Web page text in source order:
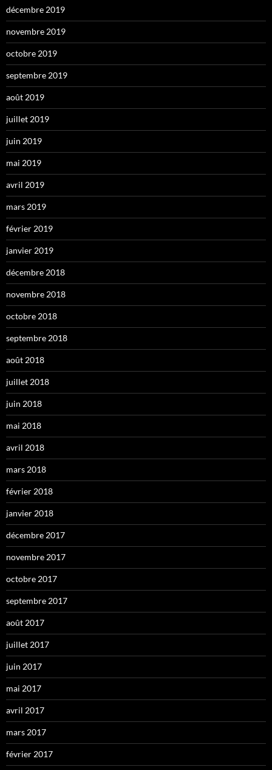
décembre 2019
novembre 2019
octobre 2019
septembre 2019
août 2019
juillet 2019
juin 2019
mai 2019
avril 2019
mars 2019
février 2019
janvier 2019
décembre 2018
novembre 2018
octobre 2018
septembre 2018
août 2018
juillet 2018
juin 2018
mai 2018
avril 2018
mars 2018
février 2018
janvier 2018
décembre 2017
novembre 2017
octobre 2017
septembre 2017
août 2017
juillet 2017
juin 2017
mai 2017
avril 2017
mars 2017
février 2017